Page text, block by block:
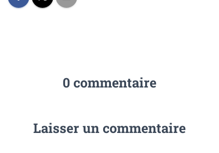
0 commentaire
Laisser un commentaire